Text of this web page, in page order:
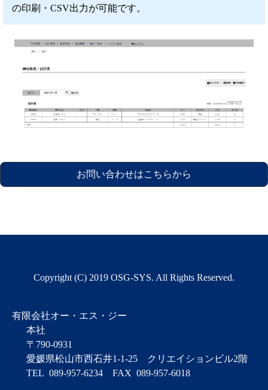
の印刷・CSV出力が可能です。
お問い合わせはこちらから
Copyright (C) 2019 OSG-SYS. All Rights Reserved.
有限会社オー・エス・ジー
本社
〒790-0931
愛媛県松山市西石井1-1-25
クリエイションビル2階
TEL 089-957-6234 FAX 089-957-6018